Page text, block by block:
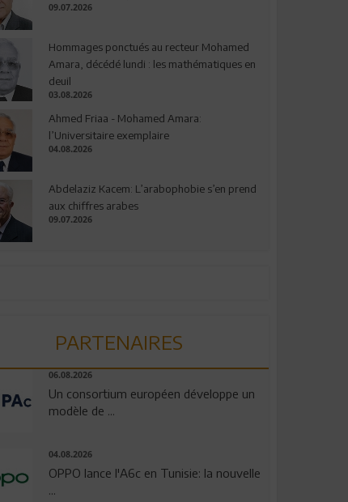
09.07.2026
Hommages ponctués au recteur Mohamed
Amara, décédé lundi : les mathématiques en
deuil
03.08.2026
Ahmed Friaa - Mohamed Amara:
l’Universitaire exemplaire
04.08.2026
Abdelaziz Kacem: L’arabophobie s’en prend
aux chiffres arabes
09.07.2026
PARTENAIRES
06.08.2026
Un consortium européen développe un
modèle de ...
04.08.2026
OPPO lance l'A6c en Tunisie: la nouvelle
...